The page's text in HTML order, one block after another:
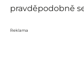
pravděpodobně
Reklama